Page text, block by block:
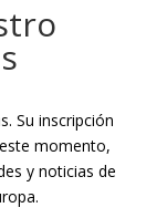
Su inscripción
momento,
y noticias de